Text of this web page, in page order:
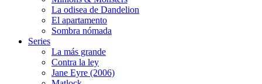
La odisea de Dandelion
El apartamento
Sombra nómada
Series
La más grande
Contra la ley
Jane Eyre (2006)